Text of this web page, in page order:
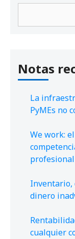
Notas
La
PyMEs no
We work:
profesional
Inventario,
dinero
cualquier